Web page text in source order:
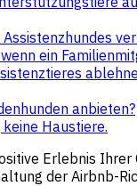
ein
anbieten?
Haustiere.
Erlebnis
der Airbnb-